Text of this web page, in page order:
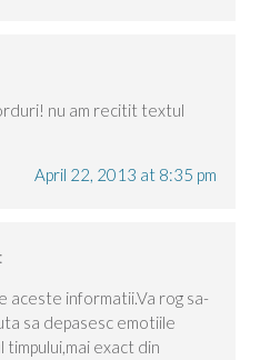
nu am recitit textul
April 22, 2013 at 8:35 pm
aceste informatii.Va rog sa-
sa depasesc emotiile
exact din